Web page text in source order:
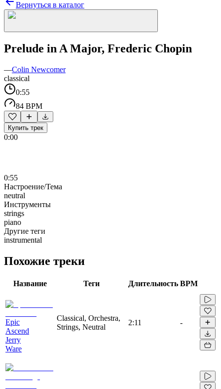
Вернуться в каталог
Prelude in A Major, Frederic Chopin
—Colin Newcomer
classical
0:55
84 BPM
Купить трек
0:00
0:55
Настроение/Тема
neutral
Инструменты
strings
piano
Другие теги
instrumental
Похожие треки
Название Теги Длительность BPM
Epic
Ascend
Jerry
Ware
Classical, Orchestra,
Strings, Neutral
2:11 -